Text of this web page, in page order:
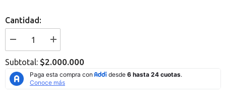
Cantidad:
Error:
Missing
interpolation
value
&quot;producto&quot;
for
I18n
Error:
Missing
interpolation
value
&quot;producto&quot;
for
Subtotal: $2.000.000